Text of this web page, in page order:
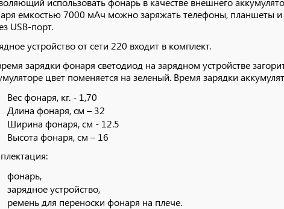
емкостью 7000 мАч можно заряжать телефоны, планшеты и
USB-порт.
устройство от сети 220 входит в комплект.
зарядки фонаря светодиод на зарядном устройстве
цвет поменяется на зеленый. Время зарядки
Вес фонаря, кг. - 1,70
Длина фонаря, см – 32
Ширина фонаря, см - 12.5
Высота фонаря, см – 16
фонарь,
зарядное устройство,
ремень для переноски фонаря на плече.